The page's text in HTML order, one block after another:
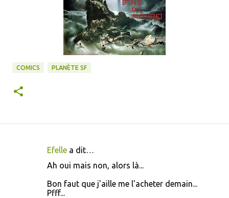
COMICS PLANÈTE SF
Efelle a dit…
Ah oui mais non, alors là...
Bon faut que j'aille me l'acheter demain...
Pfff...